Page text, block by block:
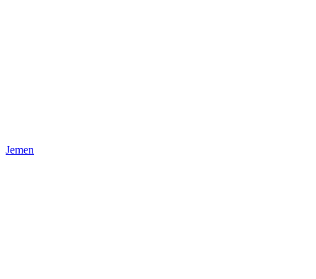
Jemen